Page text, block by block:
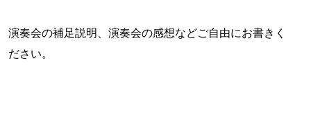
演奏会の補足説明、演奏会の感想などご自由にお書きく
ださい。